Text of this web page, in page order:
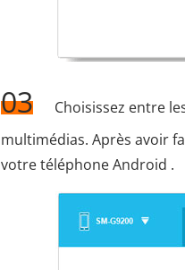
03
Choisissez entre
multimédias. Après avoir
votre téléphone Android .